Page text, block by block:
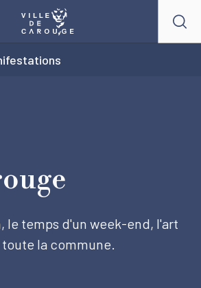
le temps d'un week-end, l'art
la commune.